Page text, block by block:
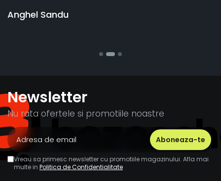
banii pentru 1 bucata, Multumesc
Newsletter
Nu rata ofertele si promotiile noastre
Vreau sa primesc newsletter cu promotiile magazinului. Afla mai
multe in Politica de Confidentialitate